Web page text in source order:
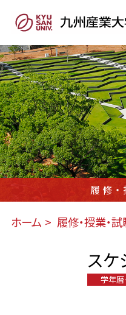
履修
ホーム 履修・授業・
スケ
学年暦